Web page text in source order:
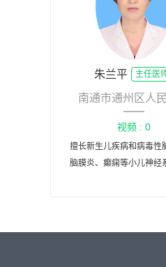
朱兰平 主任医
南通市通州区人
视频 : 0
擅长新生儿疾病和病毒性
脑膜炎、癫痫等小儿神经